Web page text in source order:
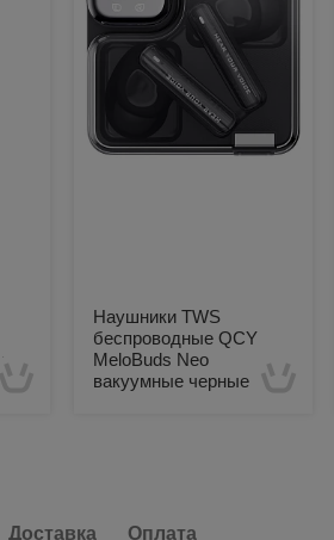
Наушники TWS
беспроводные QCY
MeloBuds Neo
вакуумные черные
Доставка Оплата